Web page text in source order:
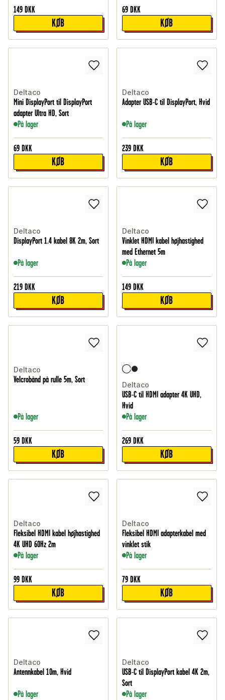
149 DKK
KØB
69 DKK
KØB
Deltaco
Mini DisplayPort til DisplayPort
adapter Ultra HD, Sort
På lager
69 DKK
KØB
Deltaco
Adapter USB-C til DisplayPort, Hvid
På lager
239 DKK
KØB
Deltaco
DisplayPort 1.4 kabel 8K 2m, Sort
På lager
219 DKK
KØB
Deltaco
Vinklet HDMI kabel højhastighed
med Ethernet 5m
På lager
149 DKK
KØB
Deltaco
Velcrobånd på rulle 5m, Sort
På lager
59 DKK
KØB
Deltaco
USB-C til HDMI adapter 4K UHD,
Hvid
På lager
269 DKK
KØB
Deltaco
Fleksibel HDMI kabel højhastighed
4K UHD 60Hz 2m
På lager
99 DKK
KØB
Deltaco
Fleksibel HDMI adapterkabel med
vinklet stik
På lager
79 DKK
KØB
Deltaco
Antennkabel 10m, Hvid
På lager
Deltaco
USB-C til DisplayPort kabel 4K 2m,
Sort
På lager